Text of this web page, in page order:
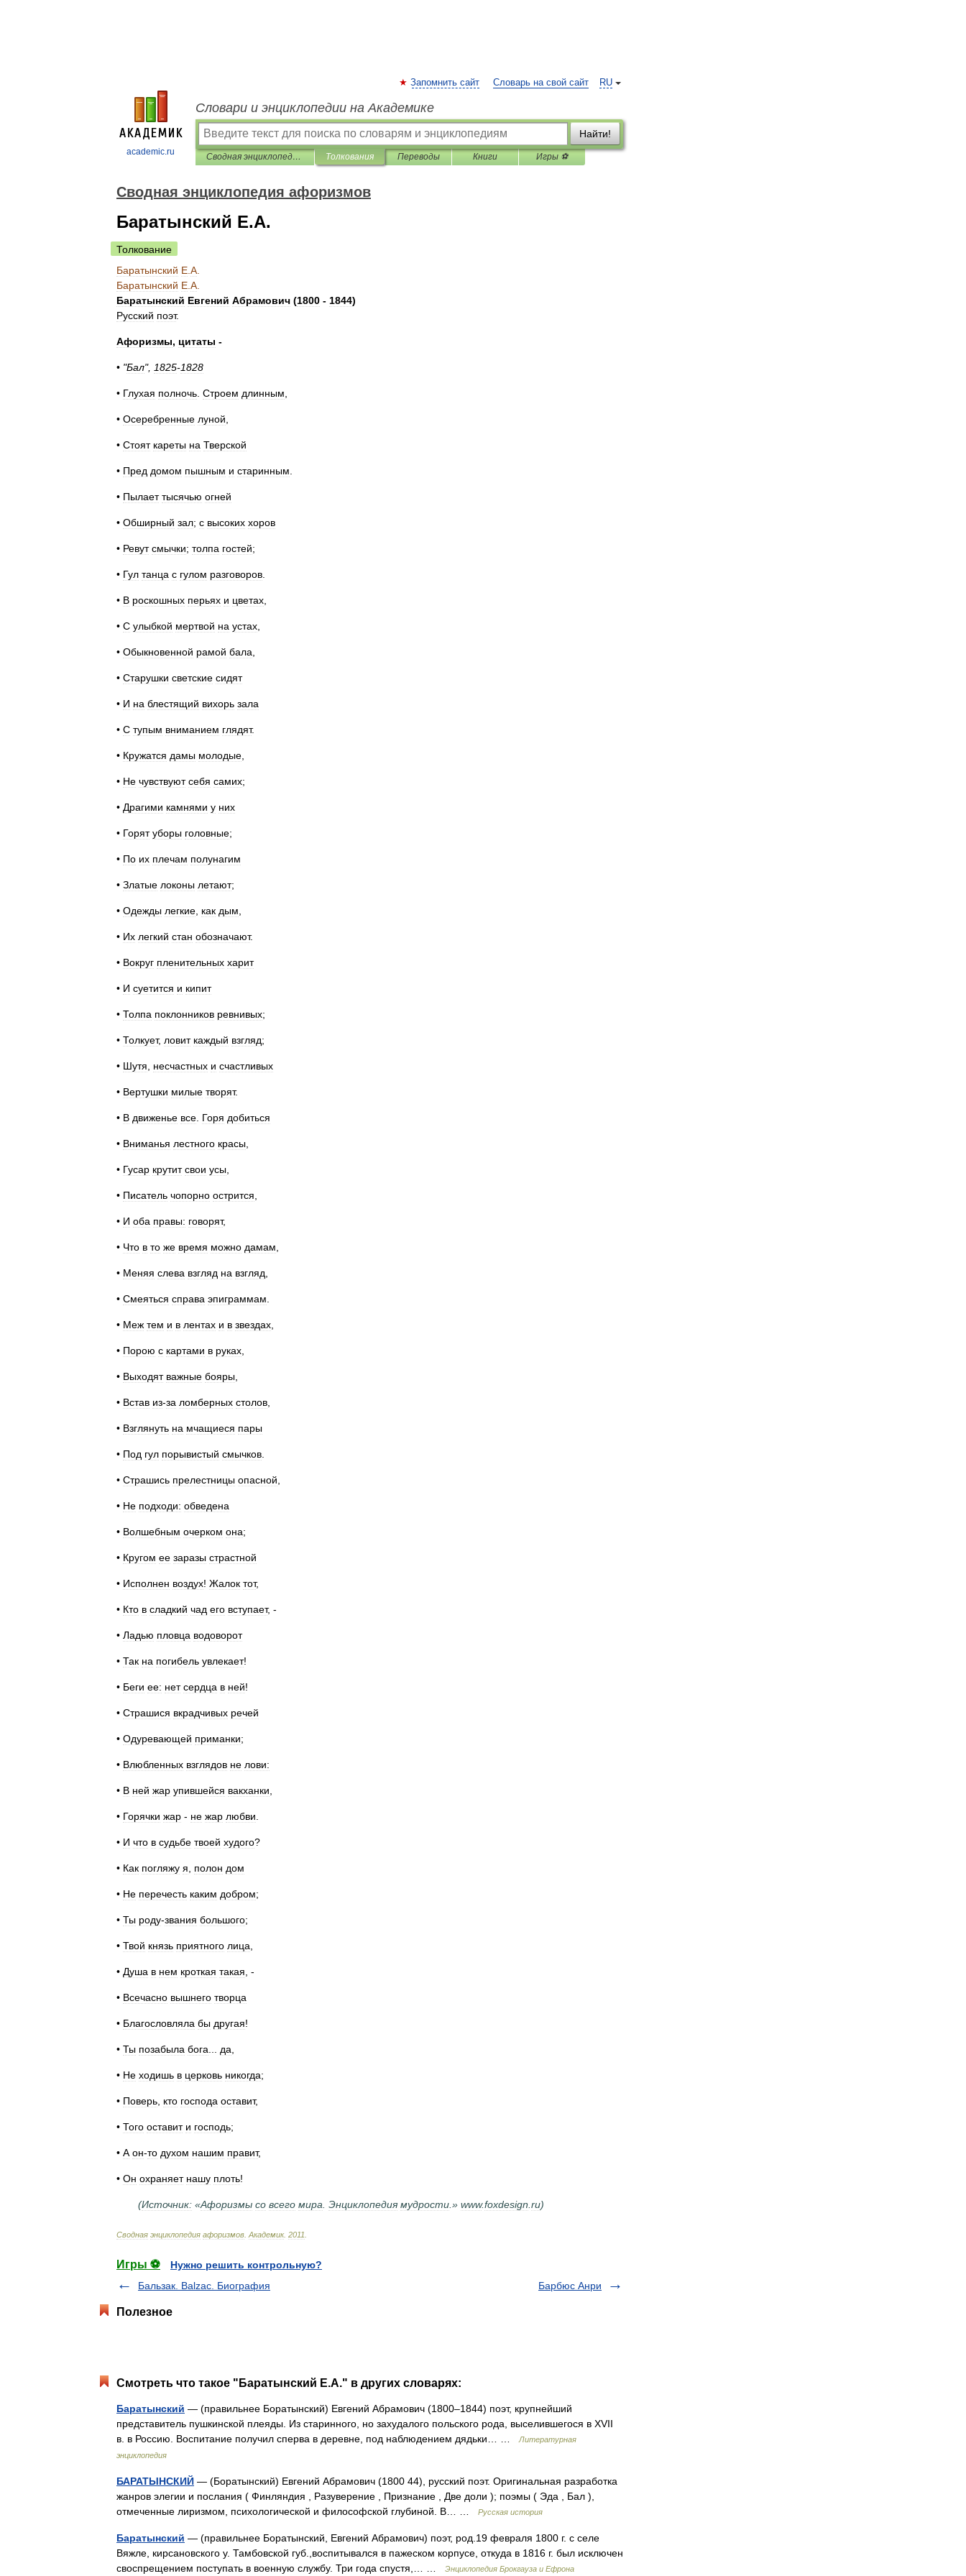
academic.ru
RU
Запомнить сайт Словарь на свой сайт
Словари и энциклопедии на Академике
Найти!
Сводная энциклопедия афоризмов Толкования Переводы Книги Игры ⚽
Сводная энциклопедия афоризмов
Баратынский Е.А.
Толкование
Баратынский Е А
Баратынский Е А
Баратынский Евгений Абрамович (1800 - 1844)
Русский поэт.
Афоризмы, цитаты -
• "Бал", 1825-1828
• Глухая полночь Строем длинным
• Осеребренные луной
• Стоят кареты на Тверской
• Пред домом пышным и старинным
• Пылает тысячью огней
• Обширный зал; с высоких хоров
• Ревут смычки; толпа гостей;
• Гул танца с гулом разговоров
• В роскошных перьях и цветах
• С улыбкой мертвой на устах
• Обыкновенной рамой бала
• Старушки светские сидят
• И на блестящий вихорь зала
• С тупым вниманием глядят.
• Кружатся дамы молодые
• Не чувствуют себя самих;
• Драгими камнями у них
• Горят уборы головные;
• По их плечам полунагим
• Златые локоны летают;
• Одежды легкие как дым
• Их легкий стан обозначают.
• Вокруг пленительных харит
• И суетится и кипит
• Толпа поклонников ревнивых;
• Толкует, ловит каждый взгляд;
• Шутя несчастных и счастливых
• Вертушки милые творят.
• В движенье все Горя добиться
• Вниманья лестного красы
• Гусар крутит свои усы
• Писатель чопорно острится
• И оба правы: говорят,
• Что в то же время можно дамам
• Меняя слева взгляд на взгляд
• Смеяться справа эпиграммам
• Меж тем и в лентах и в звездах
• Порою с картами в руках
• Выходят важные бояры
• Встав из-за ломберных столов
• Взглянуть на мчащиеся пары
• Под гул порывистый смычков
• Страшись прелестницы опасной
• Не подходи: обведена
• Волшебным очерком она;
• Кругом ее заразы страстной
• Исполнен воздух! Жалок тот,
• Кто в сладкий чад его вступает, -
• Ладью пловца водоворот
• Так на погибель увлекает!
• Беги ее: нет сердца в ней!
• Страшися вкрадчивых речей
• Одуревающей приманки;
• Влюбленных взглядов не лови:
• В ней жар упившейся вакханки
• Горячки жар - не жар любви
• И что в судьбе твоей худого?
• Как погляжу я полон дом
• Не перечесть каким добром;
• Ты роду-звания большого;
• Твой князь приятного лица
• Душа в нем кроткая такая , -
• Всечасно вышнего творца
• Благословляла бы другая!
• Ты позабыла бога да
• Не ходишь в церковь никогда;
• Поверь кто господа оставит,
• Того оставит и господь;
• А он-то духом нашим правит,
• Он охраняет нашу плоть!
(Источник: «Афоризмы со всего мира Энциклопедия мудрости .» www.foxdesign ru)
Сводная энциклопедия афоризмов Академик. 2011
Игры ⚽
Нужно решить контрольную?
Бальзак. Balzac. Биография
Барбюс Анри
Полезное
Смотреть что такое "Баратынский Е.А." в других словарях:
Баратынский — (правильнее Боратынский) Евгений Абрамович (1800–1844) поэт, крупнейший
представитель пушкинской плеяды. Из старинного, но захудалого польского рода, выселившегося в XVII
в. в Россию. Воспитание получил сперва в деревне, под наблюдением дядьки… …
Литературная
энциклопедия
БАРАТЫНСКИЙ — (Боратынский) Евгений Абрамович (1800 44), русский поэт. Оригинальная разработка
жанров элегии и послания ( Финляндия , Разуверение , Признание , Две доли ); поэмы ( Эда , Бал ),
отмеченные лиризмом, психологической и философской глубиной. В… …
Русская история
Баратынский — (правильнее Боратынский, Евгений Абрамович) поэт, род.19 февраля 1800 г. с селе
Вяжле, кирсановского у. Тамбовской губ.,воспитывался в пажеском корпусе, откуда в 1816 г. был исключен
своспрещением поступать в военную службу. Три года спустя,… …
Энциклопедия Брокгауза и Ефрона